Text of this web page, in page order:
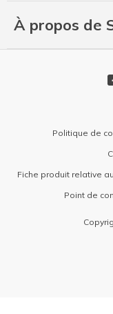
À propos de
Politique de
Fiche produit relative
Point de